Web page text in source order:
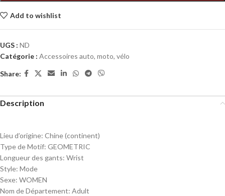
Add to wishlist
UGS : ND
Catégorie : Accessoires auto, moto, vélo
Share:
Description
Lieu d’origine: Chine (continent)
Type de Motif: GEOMETRIC
Longueur des gants: Wrist
Style: Mode
Sexe: WOMEN
Nom de Département: Adult